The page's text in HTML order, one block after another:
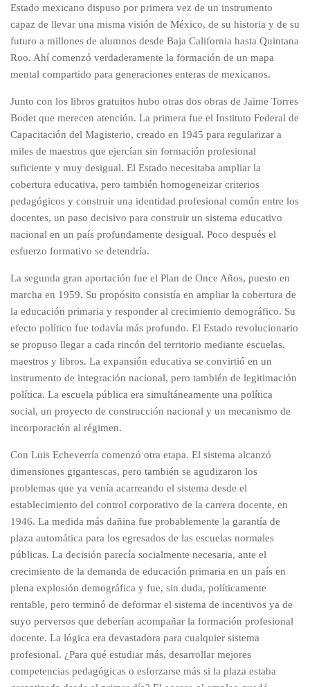
Estado mexicano dispuso por primera vez de un instrumento
capaz de llevar una misma visión de México, de su historia y de su
futuro a millones de alumnos desde Baja California hasta Quintana
Roo. Ahí comenzó verdaderamente la formación de un mapa
mental compartido para generaciones enteras de mexicanos.
Junto con los libros gratuitos hubo otras dos obras de Jaime Torres
Bodet que merecen atención. La primera fue el Instituto Federal de
Capacitación del Magisterio, creado en 1945 para regularizar a
miles de maestros que ejercían sin formación profesional
suficiente y muy desigual. El Estado necesitaba ampliar la
cobertura educativa, pero también homogeneizar criterios
pedagógicos y construir una identidad profesional común entre los
docentes, un paso decisivo para construir un sistema educativo
nacional en un país profundamente desigual. Poco después el
esfuerzo formativo se detendría.
La segunda gran aportación fue el Plan de Once Años, puesto en
marcha en 1959. Su propósito consistía en ampliar la cobertura de
la educación primaria y responder al crecimiento demográfico. Su
efecto político fue todavía más profundo. El Estado revolucionario
se propuso llegar a cada rincón del territorio mediante escuelas,
maestros y libros. La expansión educativa se convirtió en un
instrumento de integración nacional, pero también de legitimación
política. La escuela pública era simultáneamente una política
social, un proyecto de construcción nacional y un mecanismo de
incorporación al régimen.
Con Luis Echeverría comenzó otra etapa. El sistema alcanzó
dimensiones gigantescas, pero también se agudizaron los
problemas que ya venía acarreando el sistema desde el
establecimiento del control corporativo de la carrera docente, en
1946. La medida más dañina fue probablemente la garantía de
plaza automática para los egresados de las escuelas normales
públicas. La decisión parecía socialmente necesaria, ante el
crecimiento de la demanda de educación primaria en un país en
plena explosión demográfica y fue, sin duda, políticamente
rentable, pero terminó de deformar el sistema de incentivos ya de
suyo perversos que deberían acompañar la formación profesional
docente. La lógica era devastadora para cualquier sistema
profesional. ¿Para qué estudiar más, desarrollar mejores
competencias pedagógicas o esforzarse más si la plaza estaba